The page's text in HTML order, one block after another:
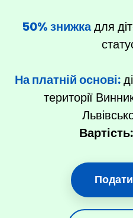
50% знижкадля
На платній основі:
території
Вартість: